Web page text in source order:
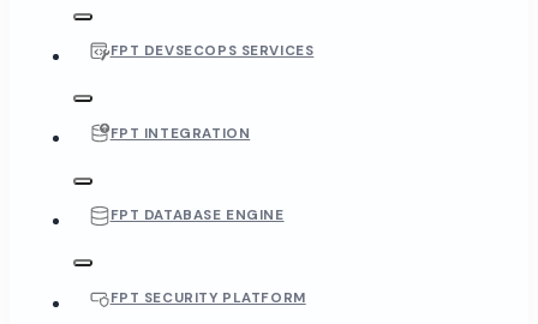
FPT DEVSECOPS SERVICES
FPT INTEGRATION
FPT DATABASE ENGINE
FPT SECURITY PLATFORM